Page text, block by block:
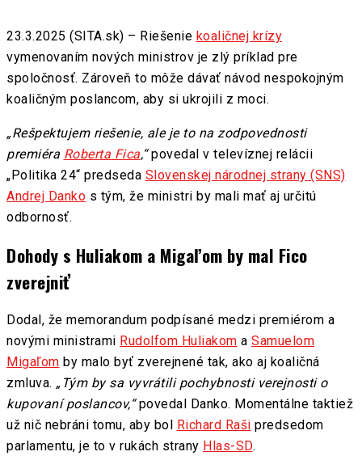
23.3.2025 (SITA.sk) – Riešenie koaličnej krízy
vymenovaním nových ministrov je zlý príklad pre
spoločnosť. Zároveň to môže dávať návod nespokojným
koaličným poslancom, aby si ukrojili z moci.
„Rešpektujem riešenie, ale je to na zodpovednosti
premiéra Roberta Fica,“povedal v televíznej relácii
„Politika 24“ predseda Slovenskej národnej strany (SNS)
Andrej Danko s tým, že ministri by mali mať aj určitú
odbornosť.
Dohody s Huliakom a Migaľom by mal Fico
zverejniť
Dodal, že memorandum podpísané medzi premiérom a
novými ministrami Rudolfom Huliakom a Samuelom
Migaľom by malo byť zverejnené tak, ako aj koaličná
zmluva. „Tým by sa vyvrátili pochybnosti verejnosti o
kupovaní poslancov,“povedal Danko. Momentálne taktiež
už nič nebráni tomu, aby bol Richard Raši predsedom
parlamentu, je to v rukách strany Hlas-SD.